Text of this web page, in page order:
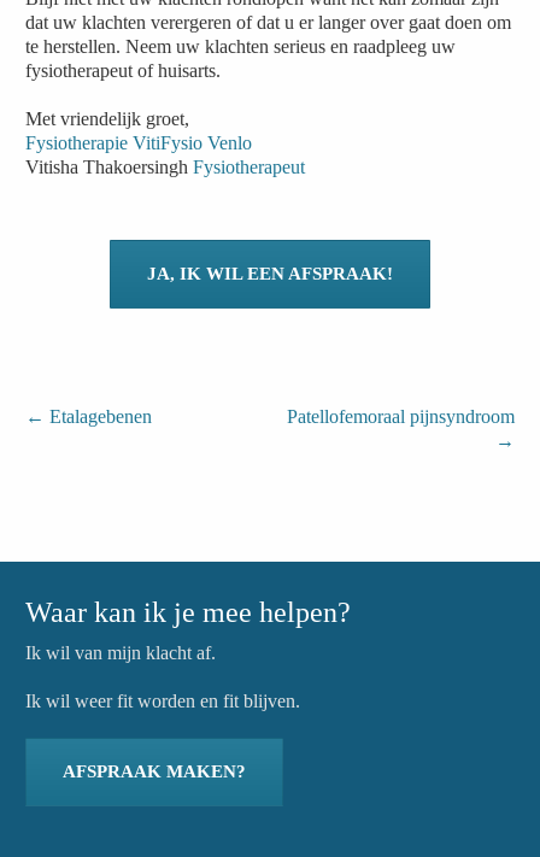
dat uw klachten verergeren of dat u er langer over gaat doen om
te herstellen. Neem uw klachten serieus en raadpleeg uw
fysiotherapeut of huisarts.
Met vriendelijk groet,
Fysiotherapie VitiFysio Venlo
Vitisha ThakoersinghFysiotherapeut
JA, IK WIL EEN AFSPRAAK!
← Etalagebenen
Patellofemoraal pijnsyndroom
→
Waar kan ik je mee helpen?
Ik wil van mijn klacht af.
Ik wil weer fit worden en fit blijven.
AFSPRAAK MAKEN?